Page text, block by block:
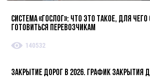
Система «ГосЛог»: что это такое, для
готовиться перевозчикам
140532
Закрытие дорог в 2026. График закрытия